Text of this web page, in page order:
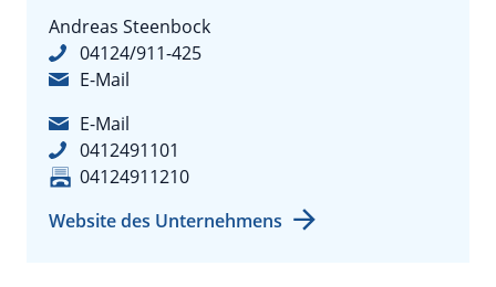
Andreas Steenbock
04124/911-425
E-Mail
E-Mail
0412491101
04124911210
Website des Unternehmens